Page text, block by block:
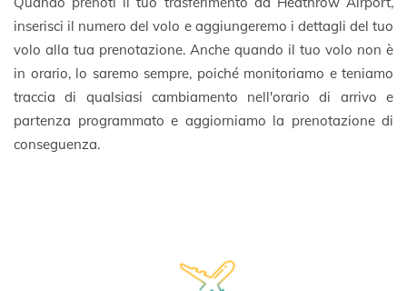
inserisci il numero del volo e aggiungeremo i dettagli del tuo
volo alla tua prenotazione. Anche quando il tuo volo non è
in orario, lo saremo sempre, poiché monitoriamo e teniamo
traccia di qualsiasi cambiamento nell'orario di arrivo e
partenza programmato e aggiorniamo la prenotazione di
conseguenza.